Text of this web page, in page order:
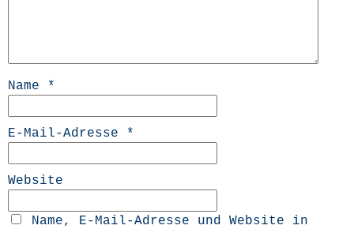
Name *
E-Mail-Adresse *
Website
Name, E-Mail-Adresse und Website in